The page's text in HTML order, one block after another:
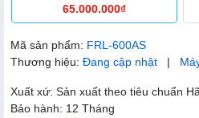
65.000.000₫
Mã sản phẩm: FRL-600AS
Thương hiệu: Đang cập nhật |
Xuất xứ: Sản xuất theo tiêu chuẩn
Bảo hành: 12 Tháng